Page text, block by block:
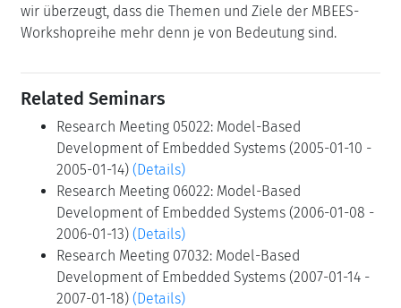
wir überzeugt, dass die Themen und Ziele der MBEES-
Workshopreihe mehr denn je von Bedeutung sind.
Related Seminars
Research Meeting 05022: Model-Based
Development of Embedded Systems (2005-01-10 -
2005-01-14) (Details)
Research Meeting 06022: Model-Based
Development of Embedded Systems (2006-01-08 -
2006-01-13) (Details)
Research Meeting 07032: Model-Based
Development of Embedded Systems (2007-01-14 -
2007-01-18) (Details)